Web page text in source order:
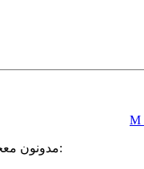
M
مدونون معجبون بهذه: